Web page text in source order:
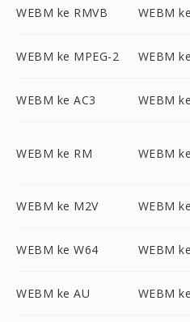
WEBM ke RMVB WEBM
WEBM ke MPEG-2 WEBM
WEBM ke AC3 WEBM
WEBM ke RM WEBM
WEBM ke M2V WEBM
WEBM ke W64 WEBM
WEBM ke AU WEBM